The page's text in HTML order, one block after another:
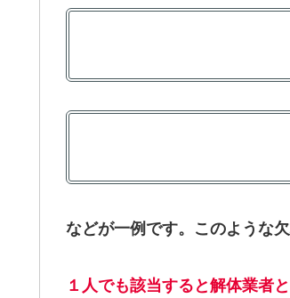
などが一例です。このような
１人でも該当すると解体業者